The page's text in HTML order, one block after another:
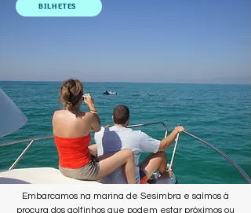
BILHETES
Embarcamos na marina de Sesimbra e saímos à
procura dos golfinhos que podem estar próximos ou